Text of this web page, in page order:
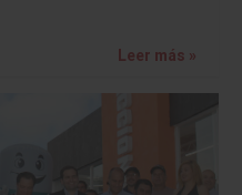
Leer más »